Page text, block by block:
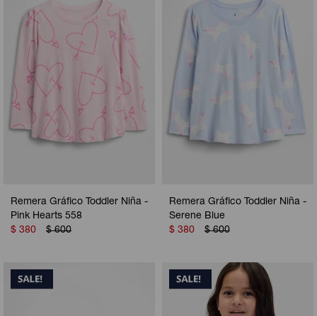
Remera Gráfico Toddler Niña -
Pink Hearts 558
$ 380 $ 600
Remera Gráfico Toddler Niña -
Serene Blue
$ 380 $ 600
Camperas
Musculosas
Shorts
Vestidos y polleras
Calzas
Camperas
Chalecos
Shorts
Ropa interior
Camperas
Chalecos
Ropa interior
Pijamas
Camperas
Pijamas
Sets
Sets